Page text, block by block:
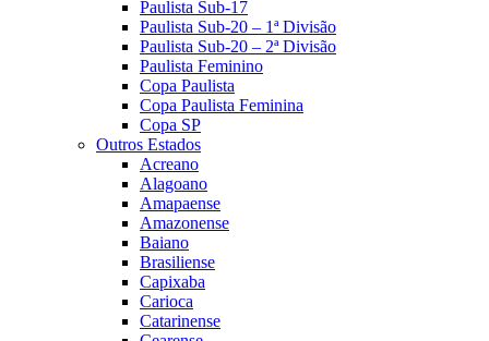
Paulista Sub-17
Paulista Sub-20 – 1ª Divisão
Paulista Sub-20 – 2ª Divisão
Paulista Feminino
Copa Paulista
Copa Paulista Feminina
Copa SP
Outros Estados
Acreano
Alagoano
Amapaense
Amazonense
Baiano
Brasiliense
Capixaba
Carioca
Catarinense